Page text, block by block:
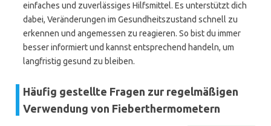
einfaches und zuverlässiges Hilfsmittel. Es unterstützt dich
dabei, Veränderungen im Gesundheitszustand schnell zu
erkennen und angemessen zu reagieren. So bist du immer
besser informiert und kannst entsprechend handeln, um
langfristig gesund zu bleiben.
Häufig gestellte Fragen zur regelmäßigen
Verwendung von Fieberthermometern